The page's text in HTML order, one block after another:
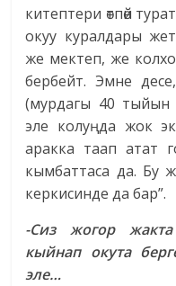
китептери өтпөй
окуу куралдары
же мектеп, же
бербейт. Эмне
(мурдагы 40 тыйын
эле колуңда жок
аракка таап атат
кымбаттаса да. Бу
керкисинде да бар”.
-Сиз жогор
кыйнап окута
эле…